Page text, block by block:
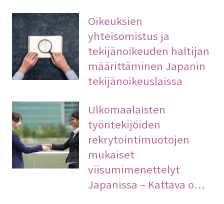
Oikeuksien
yhteisomistus ja
tekijänoikeuden haltijan
määrittäminen Japanin
tekijänoikeuslaissa
Ulkomaalaisten
työntekijöiden
rekrytointimuotojen
mukaiset
viisumimenettelyt
Japanissa – Kattava o…